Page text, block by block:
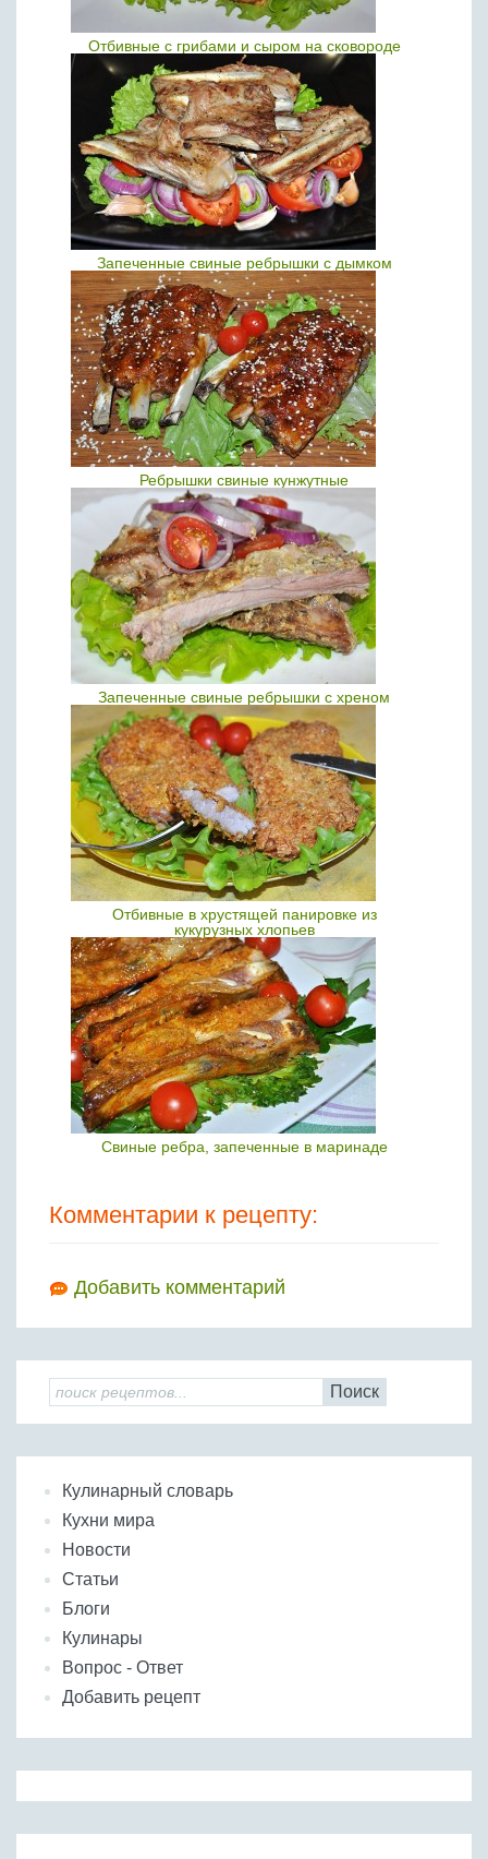
Отбивные с грибами и сыром на сковороде
Запеченные свиные ребрышки с дымком
Ребрышки свиные кунжутные
Запеченные свиные ребрышки с хреном
Отбивные в хрустящей панировке из
кукурузных хлопьев
Свиные ребра, запеченные в маринаде
Комментарии к рецепту:
Добавить комментарий
Поиск
Кулинарный словарь
Кухни мира
Новости
Статьи
Блоги
Кулинары
Вопрос - Ответ
Добавить рецепт